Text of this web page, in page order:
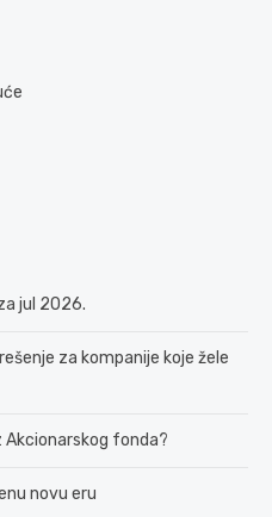
jul 2026.
za kompanije koje žele
Akcionarskog fonda?
novu eru